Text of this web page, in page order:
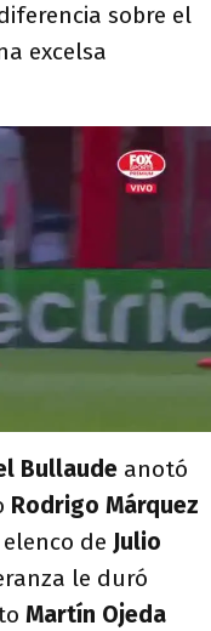
sobre el
excelsa
Bullaude anotó
Rodrigo Márquez
de Julio
le duró
Martín Ojeda